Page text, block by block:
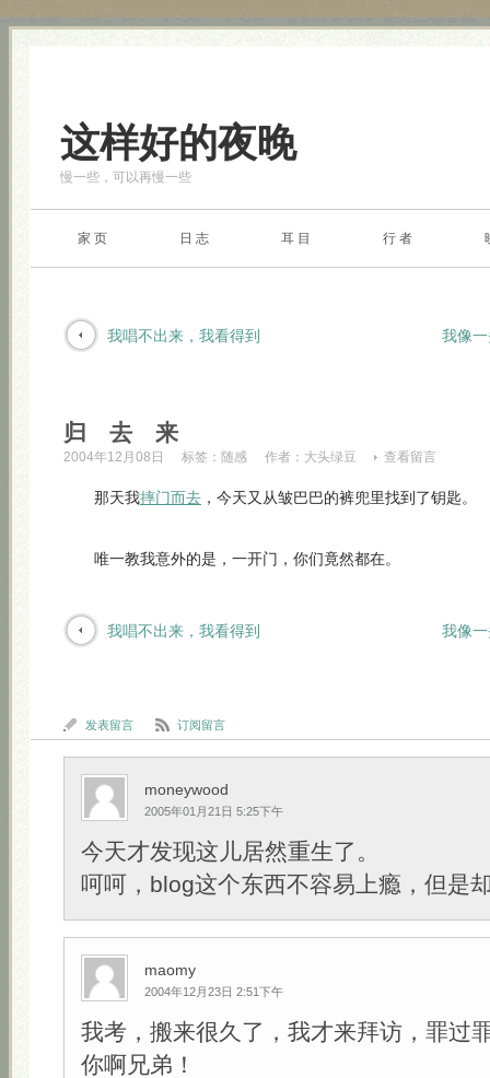
这样好的夜晚
慢一些，可以再慢一些
家 页 日 志 耳 目 行 者
我唱不出来，我看得到 我像
归 去 来
2004年12月08日 标签： 随感 作者： 大头绿豆 查看留言
那天我摔门而去 ，今天又从皱巴巴的裤兜里找到了钥匙。
唯一教我意外的是，一开门，你们竟然都在。
我唱不出来，我看得到 我像
发表留言 订阅留言
moneywood
2005年01月21日 5:25下午
今天才发现这儿居然重生了。
呵呵，blog这个东西不容易上瘾，但是
maomy
2004年12月23日 2:51下午
我考，搬来很久了，我才来拜访，罪过
你啊兄弟！